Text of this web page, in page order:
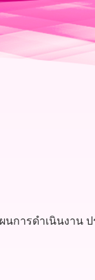
การดำเนินงาน ป